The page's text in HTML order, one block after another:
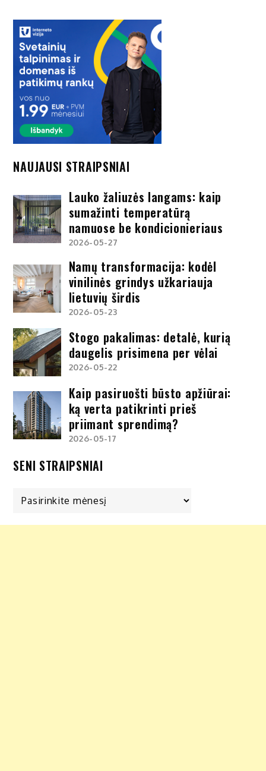
įrašų
NAUJAUSI STRAIPSNIAI
Lauko žaliuzės langams: kaip
sumažinti temperatūrą
namuose be kondicionieriaus
2026-05-27
Namų transformacija: kodėl
vinilinės grindys užkariauja
lietuvių širdis
2026-05-23
Stogo pakalimas: detalė, kurią
daugelis prisimena per vėlai
2026-05-22
Kaip pasiruošti būsto apžiūrai:
ką verta patikrinti prieš
priimant sprendimą?
2026-05-17
SENI STRAIPSNIAI